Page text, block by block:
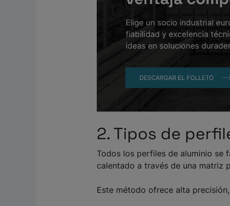
2. Tipos de
Todos los perfiles de aluminio se
calentado a través de una matriz
Este método ofrece alta